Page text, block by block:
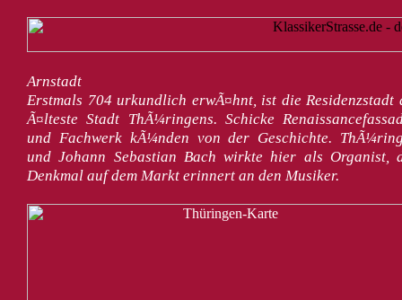
Arnstadt
Erstmals 704 urkundlich erwÃ¤hnt, ist die Residenzstadt
Ã¤lteste Stadt ThÃ¼ringens. Schicke
und Fachwerk kÃ¼nden von der Geschichte.
und Johann Sebastian Bach wirkte hier als Organist,
Denkmal auf dem Markt erinnert an den Musiker.